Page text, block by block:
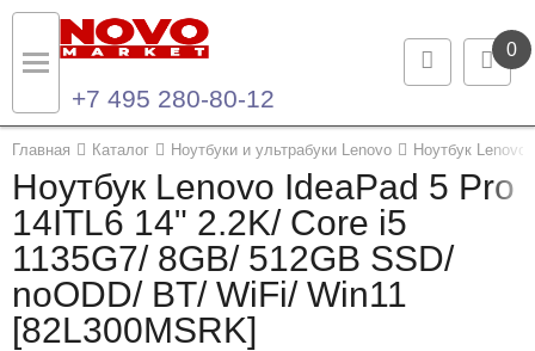
0
+7 495 280-80-12
Главная Каталог Ноутбуки и ультрабуки Lenovo Ноутбук
Ноутбук Lenovo IdeaPad 5 Pro
14ITL6 14" 2.2K/ Core i5
1135G7/ 8GB/ 512GB SSD/
noODD/ BT/ WiFi/ Win11
[82L300MSRK]
Назад
Каталог продукции
Ноутбуки и ультрабуки
Компьютеры
Назад
Контакты
Контактная информация